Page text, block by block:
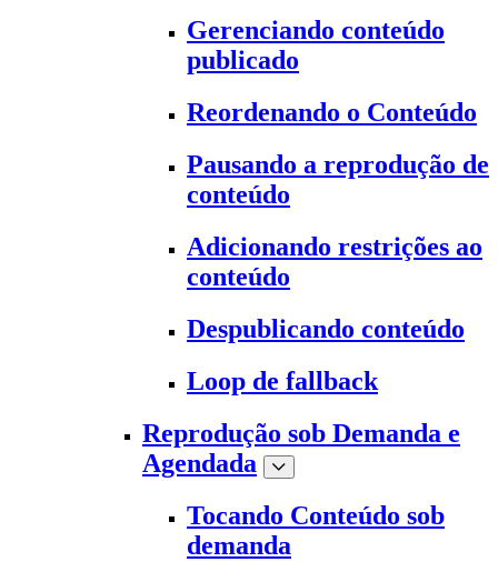
Gerenciando conteúdo
publicado
Reordenando o Conteúdo
Pausando a reprodução de
conteúdo
Adicionando restrições ao
conteúdo
Despublicando conteúdo
Loop de fallback
Reprodução sob Demanda e
Agendada
Tocando Conteúdo sob
demanda